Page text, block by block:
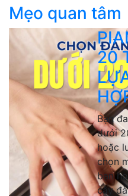
Mẹo quan tâm
20
Bạn
dưới
hoặc
chọn
bạn
cây